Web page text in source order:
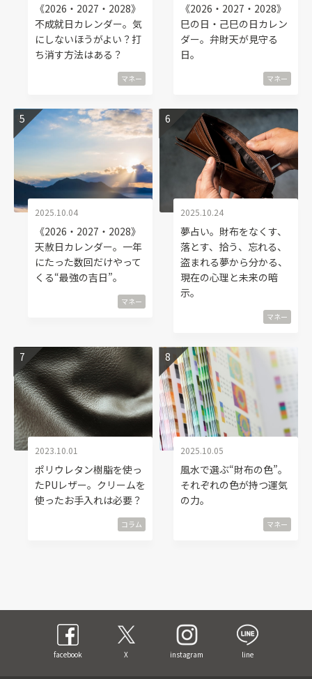
《2026・2027・2028》
不成就日カレンダー。気
にしないほうがよい？打
ち消す方法はある？
マネー
《2026・2027・2028》
巳の日・己巳の日カレン
ダー。弁財天が見守る
日。
マネー
2025.10.04
《2026・2027・2028》
天赦日カレンダー。一年
にたった数回だけやって
くる“最強の吉日”。
マネー
2025.10.24
夢占い。財布をなくす、
落とす、拾う、忘れる、
盗まれる夢から分かる、
現在の心理と未来の暗
示。
マネー
2023.10.01
ポリウレタン樹脂を使っ
たPUレザー。クリームを
使ったお手入れは必要？
コラム
2025.10.05
風水で選ぶ“財布の色”。
それぞれの色が持つ運気
の力。
マネー
facebook X instagram line